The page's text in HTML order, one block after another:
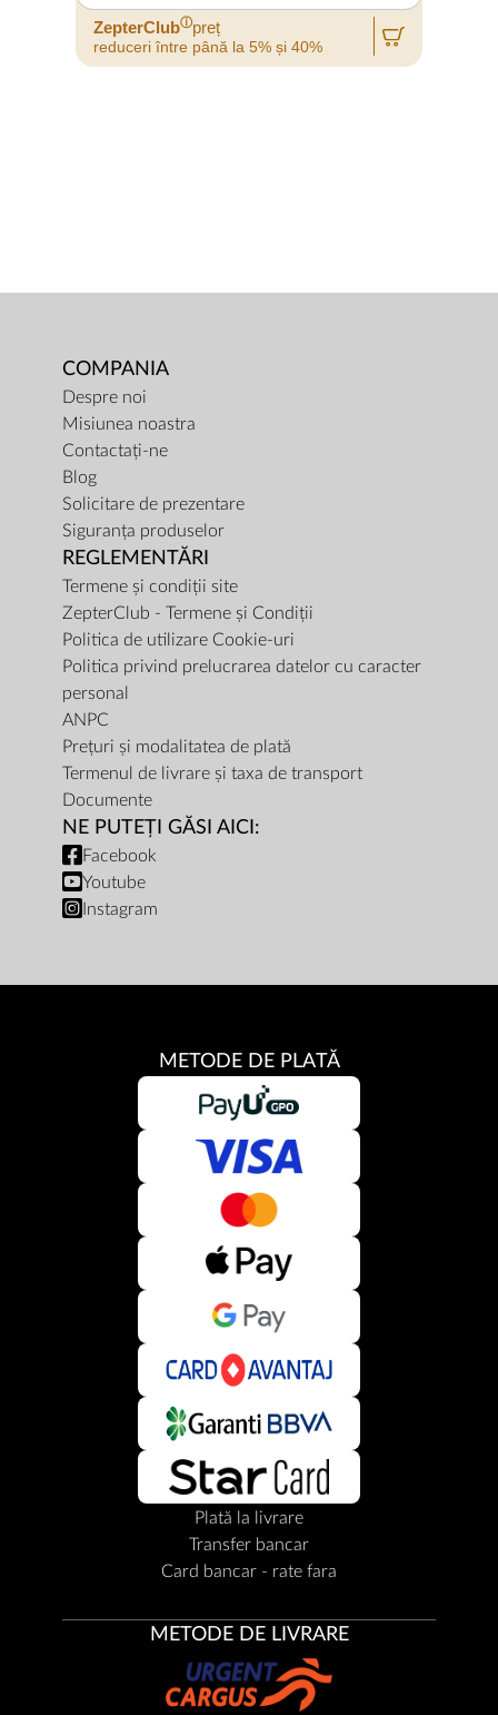
ZepterClubⓘpreț
reduceri între până la 5% și 40%
COMPANIA
Despre noi
Misiunea noastra
Contactați-ne
Blog
Solicitare de prezentare
Siguranța produselor
REGLEMENTĂRI
Termene și condiții site
ZepterClub - Termene și Condiții
Politica de utilizare Cookie-uri
Politica privind prelucrarea datelor cu caracter
personal
ANPC
Prețuri și modalitatea de plată
Termenul de livrare și taxa de transport
Documente
NE PUTEȚI GĂSI AICI:
Facebook
Youtube
Instagram
METODE DE PLATĂ
Plată la livrare
Transfer bancar
Card bancar - rate fara
METODE DE LIVRARE